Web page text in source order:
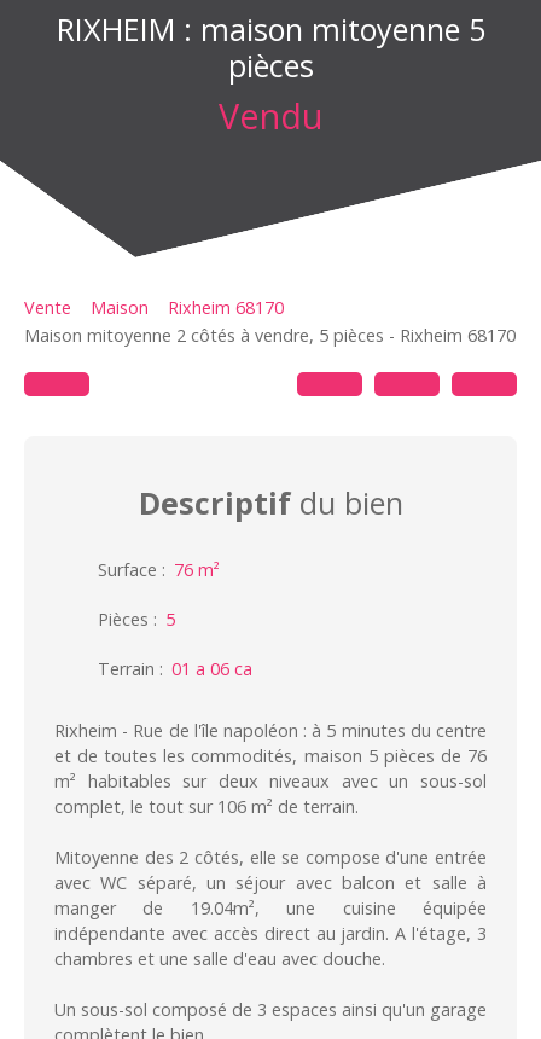
RIXHEIM : maison mitoyenne 5
pièces
Vendu
Vente Maison
Rixheim 68170
Maison mitoyenne 2 côtés à vendre, 5 pièces - Rixheim 68170
Descriptifdu bien
Surface : 76 m²
Pièces : 5
Terrain : 01 a 06 ca
Rixheim - Rue de l'île napoléon : à 5 minutes du centre
et de toutes les commodités, maison 5 pièces de 76
m² habitables sur deux niveaux avec un sous-sol
complet, le tout sur 106 m² de terrain.
Mitoyenne des 2 côtés, elle se compose d'une entrée
avec WC séparé, un séjour avec balcon et salle à
manger de 19.04m², une cuisine équipée
indépendante avec accès direct au jardin. A l'étage, 3
chambres et une salle d'eau avec douche.
Un sous-sol composé de 3 espaces ainsi qu'un garage